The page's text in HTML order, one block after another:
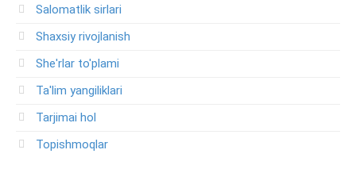
Salomatlik sirlari
Shaxsiy rivojlanish
She'rlar to'plami
Ta'lim yangiliklari
Tarjimai hol
Topishmoqlar